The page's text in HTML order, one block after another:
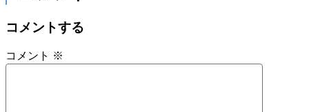
コメントする
コメント ※